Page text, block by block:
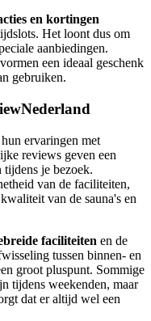
en kortingen
Het loont dus om
aanbiedingen.
een ideaal geschenk
gebruiken.
ervaringen met
reviews geven een
je bezoek.
van de faciliteiten,
van de sauna's en
faciliteiten en de
tussen binnen- en
groot pluspunt. Sommige
tijdens weekenden, maar
dat er altijd wel een